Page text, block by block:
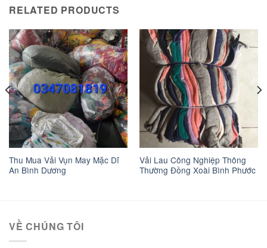
RELATED PRODUCTS
Thu Mua Vải Vụn May Mặc Dĩ
An Bình Dương
Vải Lau Công Nghiệp Thông
Thường Đồng Xoài Bình Phước
VỀ CHÚNG TÔI